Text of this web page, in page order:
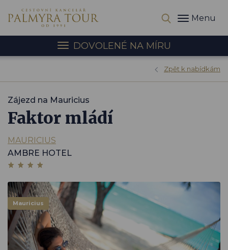
Menu
DOVOLENÉ NA MÍRU
Zpět k nabídkám
Zájezd na Mauricius
Faktor mládí
MAURICIUS
AMBRE HOTEL
Mauricius